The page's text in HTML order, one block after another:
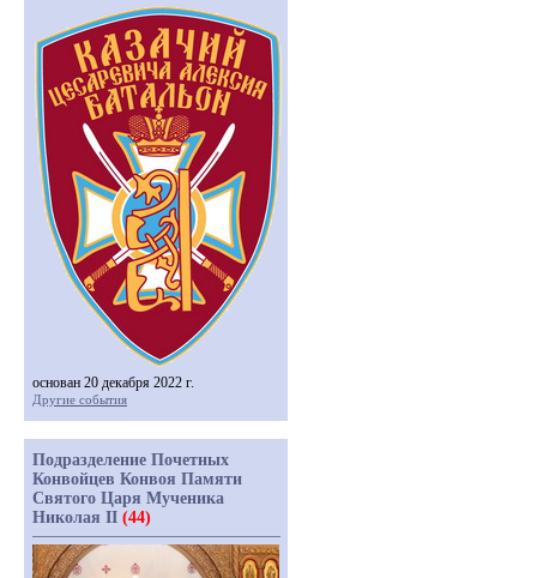
основан 20 декабря 2022 г.
Другие события
Подразделение Почетных
Конвойцев Конвоя Памяти
Святого Царя Мученика
Николая II (44)